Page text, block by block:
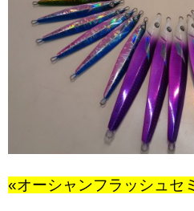
«オーシャンフラッシュセ